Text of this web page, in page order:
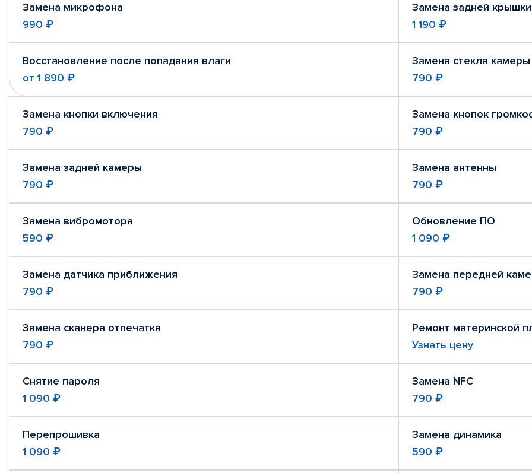
Замена микрофона
990 ₽
Замена задней крышки
1 190 ₽
Восстановление после попадания влаги
от 1 890 ₽
Замена стекла камеры
790 ₽
Замена кнопки включения
790 ₽
Замена кнопок
790 ₽
Замена задней камеры
790 ₽
Замена антенны
790 ₽
Замена вибромотора
590 ₽
Обновление ПО
1 090 ₽
Замена датчика приближения
790 ₽
Замена передней
790 ₽
Замена сканера отпечатка
790 ₽
Ремонт материнской
Узнать цену
Снятие пароля
1 090 ₽
Замена NFC
790 ₽
Перепрошивка
1 090 ₽
Замена динамика
590 ₽